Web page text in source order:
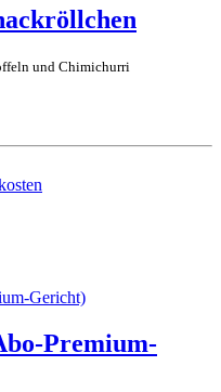
und Chimichurri
Premium-